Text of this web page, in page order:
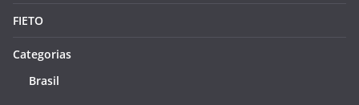
FIETO
Categorias
Brasil